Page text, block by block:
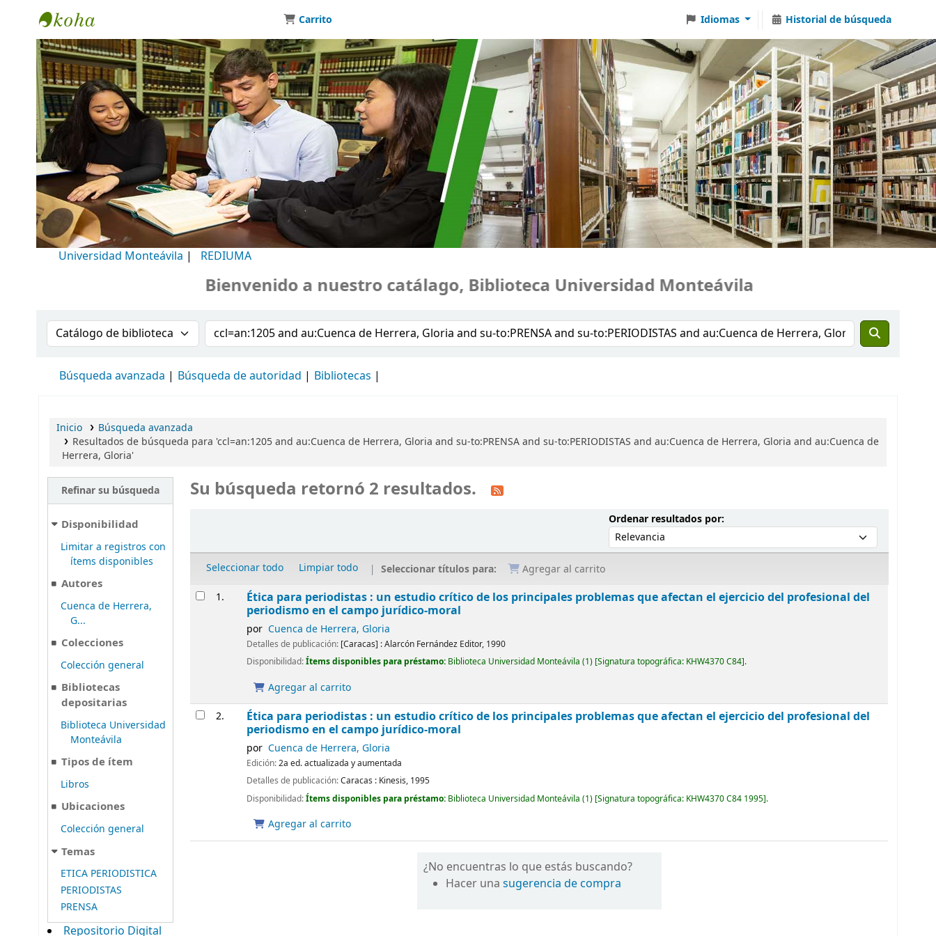
Biblioteca Universidad Monteávila
Carrito Idiomas Historial de búsqueda
Universidad Monteávila | REDIUMA
Bienvenido a nuestro catálago, Biblioteca Universidad Monteávila
Buscar en el catálogo por:Buscar en el catálogo
Búsqueda avanzada Búsqueda de autoridad Bibliotecas
Inicio
Búsqueda avanzada
Resultados de búsqueda para 'ccl=an:1205 and au:Cuenca de Herrera, Gloria and su-to:PRENSA and su-to:PERIODISTAS and au:Cuenca de Herrera, Gloria and au:Cuenca de
Herrera, Gloria'
Refinar su búsqueda
Disponibilidad
Limitar a registros con
ítems disponibles
Autores
Cuenca de Herrera,
G...
Colecciones
Colección general
Bibliotecas
depositarias
Biblioteca Universidad
Monteávila
Tipos de ítem
Libros
Ubicaciones
Colección general
Temas
ETICA PERIODISTICA
PERIODISTAS
PRENSA
Repositorio Digital
Su búsqueda retornó 2 resultados.
Ordenar resultados por:Ordenar por:
Seleccionar todo Limpiar todo Seleccionar títulos para: Agregar al carrito
Resultados
1.
Ética para periodistas : un estudio crítico de los principales problemas que afectan el ejercicio del profesional del
periodismo en el campo jurídico-moral
por Cuenca de Herrera, Gloria
Detalles de publicación: [Caracas] :Alarcón Fernández Editor, 1990
Disponibilidad:Ítems disponibles para préstamo: Biblioteca Universidad Monteávila (1) Signatura topográfica: KHW4370 C84 .
Agregar al carrito
2.
Ética para periodistas : un estudio crítico de los principales problemas que afectan el ejercicio del profesional del
periodismo en el campo jurídico-moral
por Cuenca de Herrera, Gloria
Edición:2a ed. actualizada y aumentada
Detalles de publicación:Caracas : Kinesis, 1995
Disponibilidad:Ítems disponibles para préstamo: Biblioteca Universidad Monteávila (1) Signatura topográfica: KHW4370 C84 1995 .
Agregar al carrito
¿No encuentras lo que estás buscando?
Hacer unasugerencia de compra